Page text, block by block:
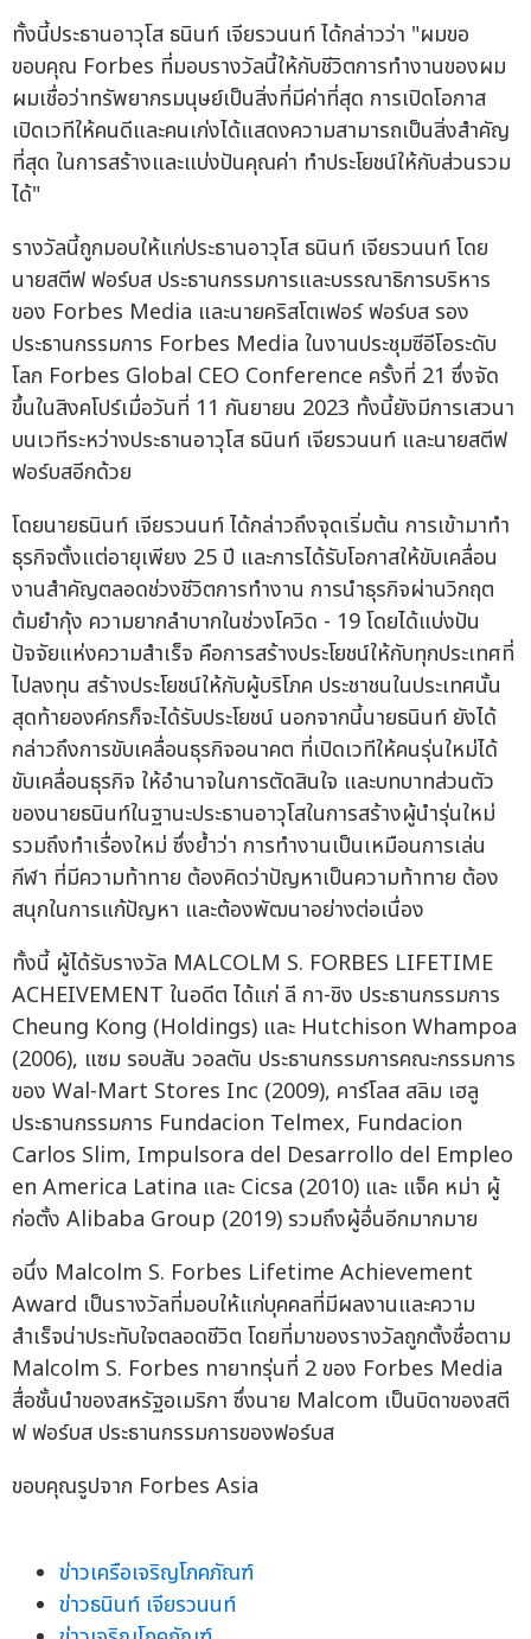
ทั้งนี้ประธานอาวุโส ธนินท์ เจียรวนนท์ ได้กล่าวว่า "ผมขอ
ขอบคุณ Forbes ที่มอบรางวัลนี้ให้กับชีวิตการทำงานของผม
ผมเชื่อว่าทรัพยากรมนุษย์เป็นสิ่งที่มีค่าที่สุด การเปิดโอกาส
เปิดเวทีให้คนดีและคนเก่งได้แสดงความสามารถเป็นสิ่งสำคัญ
ที่สุด ในการสร้างและแบ่งปันคุณค่า ทำประโยชน์ให้กับส่วนรวม
ได้"
รางวัลนี้ถูกมอบให้แก่ประธานอาวุโส ธนินท์ เจียรวนนท์ โดย
นายสตีฟ ฟอร์บส ประธานกรรมการและบรรณาธิการบริหาร
ของ Forbes Media และนายคริสโตเฟอร์ ฟอร์บส รอง
ประธานกรรมการ Forbes Media ในงานประชุมซีอีโอระดับ
โลก Forbes Global CEO Conference ครั้งที่ 21 ซึ่งจัด
ขึ้นในสิงคโปร์เมื่อวันที่ 11 กันยายน 2023 ทั้งนี้ยังมีการเสวนา
บนเวทีระหว่างประธานอาวุโส ธนินท์ เจียรวนนท์ และนายสตีฟ
ฟอร์บสอีกด้วย
โดยนายธนินท์ เจียรวนนท์ ได้กล่าวถึงจุดเริ่มต้น การเข้ามาทำ
ธุรกิจตั้งแต่อายุเพียง 25 ปี และการได้รับโอกาสให้ขับเคลื่อน
งานสำคัญตลอดช่วงชีวิตการทำงาน การนำธุรกิจผ่านวิกฤต
ต้มยำกุ้ง ความยากลำบากในช่วงโควิด - 19 โดยได้แบ่งปัน
ปัจจัยแห่งความสำเร็จ คือการสร้างประโยชน์ให้กับทุกประเทศที่
ไปลงทุน สร้างประโยชน์ให้กับผู้บริโภค ประชาชนในประเทศนั้น
สุดท้ายองค์กรก็จะได้รับประโยชน์ นอกจากนี้นายธนินท์ ยังได้
กล่าวถึงการขับเคลื่อนธุรกิจอนาคต ที่เปิดเวทีให้คนรุ่นใหม่ได้
ขับเคลื่อนธุรกิจ ให้อำนาจในการตัดสินใจ และบทบาทส่วนตัว
ของนายธนินท์ในฐานะประธานอาวุโสในการสร้างผู้นำรุ่นใหม่
รวมถึงทำเรื่องใหม่ ซึ่งย้ำว่า การทำงานเป็นเหมือนการเล่น
กีฬา ที่มีความท้าทาย ต้องคิดว่าปัญหาเป็นความท้าทาย ต้อง
สนุกในการแก้ปัญหา และต้องพัฒนาอย่างต่อเนื่อง
ทั้งนี้ ผู้ได้รับรางวัล MALCOLM S. FORBES LIFETIME
ACHEIVEMENT ในอดีต ได้แก่ ลี กา-ชิง ประธานกรรมการ
Cheung Kong (Holdings) และ Hutchison Whampoa
(2006), แซม รอบสัน วอลตัน ประธานกรรมการคณะกรรมการ
ของ Wal-Mart Stores Inc (2009), คาร์โลส สลิม เฮลู
ประธานกรรมการ Fundacion Telmex, Fundacion
Carlos Slim, Impulsora del Desarrollo del Empleo
en America Latina และ Cicsa (2010) และ แจ็ค หม่า ผู้
ก่อตั้ง Alibaba Group (2019) รวมถึงผู้อื่นอีกมากมาย
อนึ่ง Malcolm S. Forbes Lifetime Achievement
Award เป็นรางวัลที่มอบให้แก่บุคคลที่มีผลงานและความ
สำเร็จน่าประทับใจตลอดชีวิต โดยที่มาของรางวัลถูกตั้งชื่อตาม
Malcolm S. Forbes ทายาทรุ่นที่ 2 ของ Forbes Media
สื่อชั้นนำของสหรัฐอเมริกา ซึ่งนาย Malcom เป็นบิดาของสตี
ฟ ฟอร์บส ประธานกรรมการของฟอร์บส
ขอบคุณรูปจาก Forbes Asia
ข่าวเครือเจริญโภคภัณฑ์
ข่าวธนินท์ เจียรวนนท์